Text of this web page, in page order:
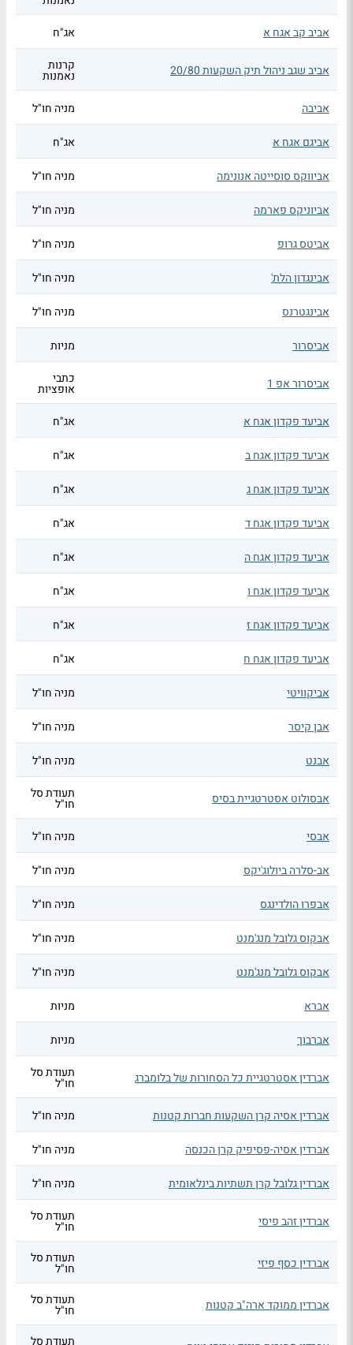
אביב קב אגח א
אג"ח
אביב שגב ניהול תיק השקעות 20/80 קרנות
נאמנות
אביבה
מניה חו"ל
אביגם אגח א אג"ח
אביווקס סוסייטה אנונימה מניה חו"ל
אביוניקס פארמה מניה חו"ל
אביטס גרופ מניה חו"ל
אבינגדון הלת' מניה חו"ל
אבינגטרנס מניה חו"ל
אביסרור מניות
אביסרור אפ 1 כתבי
אופציות
אביעד פקדון אגח א
אג"ח
אביעד פקדון אגח ב אג"ח
אביעד פקדון אגח ג אג"ח
אביעד פקדון אגח ד אג"ח
אביעד פקדון אגח ה אג"ח
אביעד פקדון אגח ו אג"ח
אביעד פקדון אגח ז אג"ח
אביעד פקדון אגח ח אג"ח
אביקוויטי מניה חו"ל
אבן קיסר מניה חו"ל
אבנט מניה חו"ל
אבסולוט אסטרטגיית בסיס תעודת סל
חו"ל
אבסי
מניה חו"ל
אב-סלרה ביולוג'יקס מניה חו"ל
אבפרו הולדינגס מניה חו"ל
אבקוס גלובל מנג'מנט מניה חו"ל
אבקוס גלובל מנג'מנט מניה חו"ל
אברא מניות
אברבוך מניות
אברדין אסטרטגיית כל הסחורות של בלומברג תעודת סל
חו"ל
אברדין אסיה קרן השקעות חברות קטנות
מניה חו"ל
אברדין אסיה-פסיפיק קרן הכנסה מניה חו"ל
אברדין גלובל קרן תשתיות בינלאומית מניה חו"ל
אברדין זהב פיסי תעודת סל
חו"ל
אברדין כסף פיזי תעודת סל
חו"ל
אברדין ממוקד ארה"ב קטנות תעודת סל
חו"ל
תעודת סל